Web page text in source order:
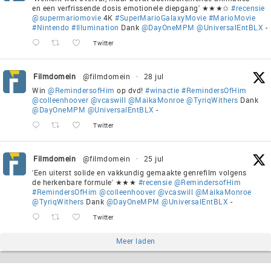
en een verfrissende dosis emotionele diepgang' ★★★✩ #recensie
@supermariomovie 4K #SuperMarioGalaxyMovie #MarioMovie
#Nintendo #Illumination Dank @DayOneMPM @UniversalEntBLX -
Twitter
Filmdomein @filmdomein ·
28 jul
Win @RemindersofHim op dvd! #winactie #RemindersOfHim
@colleenhoover @vcaswill @MaikaMonroe @TyriqWithers Dank
@DayOneMPM @UniversalEntBLX -
Twitter
Filmdomein @filmdomein ·
25 jul
'Een uiterst solide en vakkundig gemaakte genrefilm volgens
de herkenbare formule' ★★★ #recensie @RemindersofHim
#RemindersOfHim @colleenhoover @vcaswill @MaikaMonroe
@TyriqWithers Dank @DayOneMPM @UniversalEntBLX -
Twitter
Meer laden